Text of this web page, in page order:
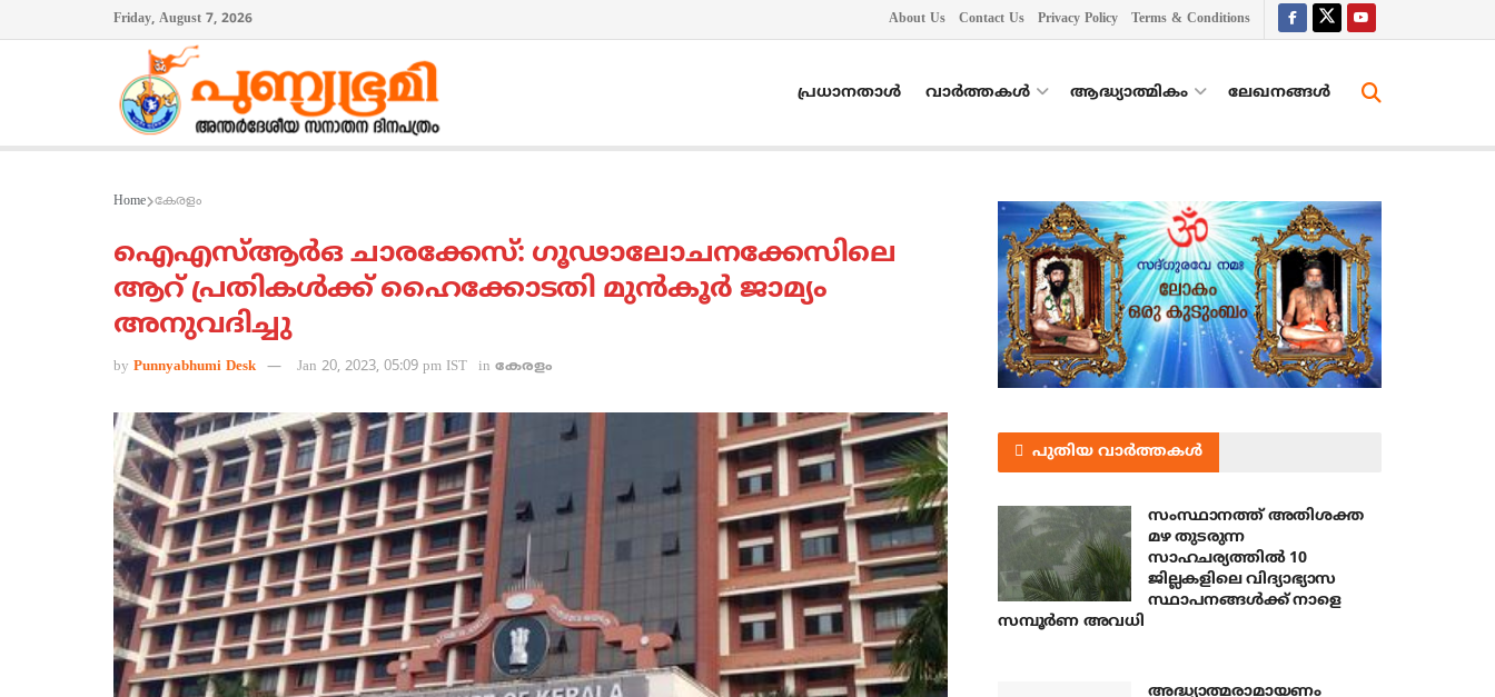
Friday, August 7, 2026 About Us Contact Us Privacy Policy Terms & Conditions
പ്രധാനതാൾ വാർത്തകൾ ആദ്ധ്യാത്മികം ലേഖനങ്ങള്‍
Home കേരളം
ഐഎസ്ആര്‍ഒ ചാരക്കേസ്: ഗൂഢാലോചനക്കേസിലെ
ആറ് പ്രതികള്‍ക്ക് ഹൈക്കോടതി മുന്‍കൂര്‍ ജാമ്യം
അനുവദിച്ചു
by Punnyabhumi Desk Jan 20, 2023, 05:09 pm IST in കേരളം
പുതിയ വാർത്തകൾ
സംസ്ഥാനത്ത് അതിശക്ത
മഴ തുടരുന്ന
സാഹചര്യത്തിൽ 10
ജില്ലകളിലെ വിദ്യാഭ്യാസ
സ്ഥാപനങ്ങൾക്ക് നാളെ
സമ്പൂർണ അവധി
അദ്ധ്യാത്മരാമായണം